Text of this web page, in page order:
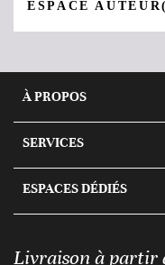
ESPACE
À PROPOS
SERVICES
ESPACES DÉDIÉS
Livraison à partir